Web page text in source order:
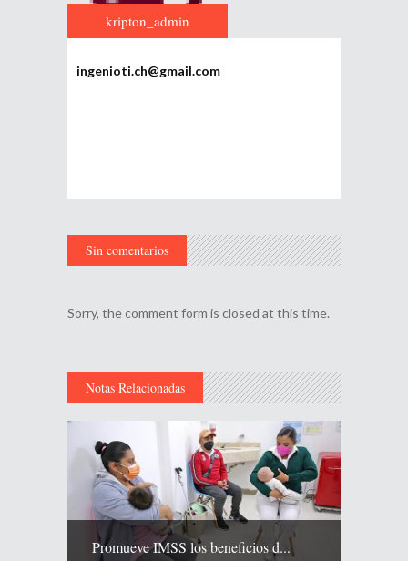
kripton_admin
ingenioti.ch@gmail.com
Sin comentarios
Sorry, the comment form is closed at this time.
Notas Relacionadas
Promueve IMSS los beneficios d...